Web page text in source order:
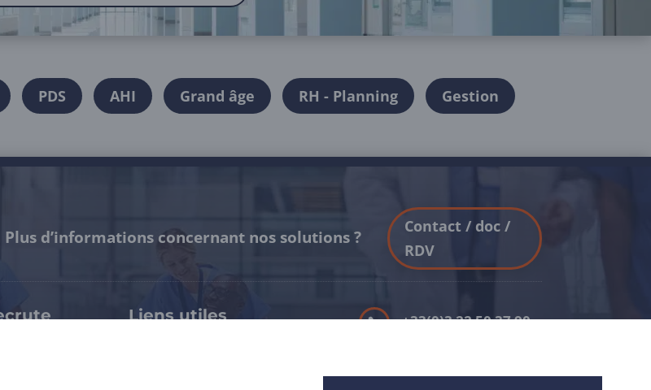
PDS AHI Grand âge RH - Planning Gestion
Plus d’informations concernant nos solutions ?
Contact / doc /
RDV
Liens utiles  +33(0)3 22 50 37 90